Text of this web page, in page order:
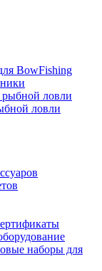
BowFishing
ловли
ловли
наборы для